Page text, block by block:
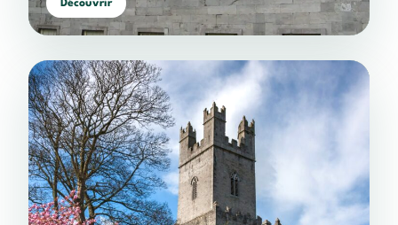
Découvrir